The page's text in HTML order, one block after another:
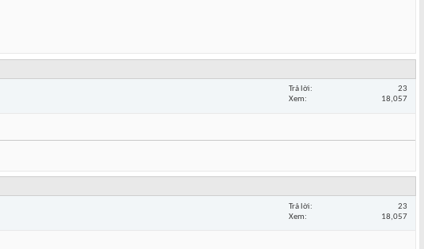
Trả lời
23
Xem
18,057
Trả lời
23
Xem
18,057